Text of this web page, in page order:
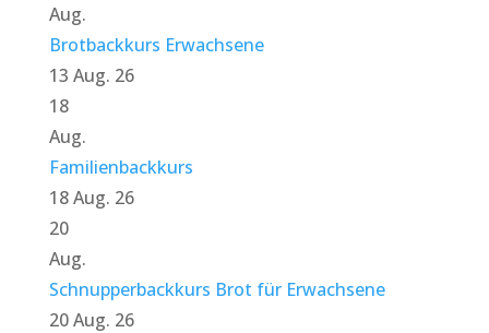
Aug.
Brotbackkurs Erwachsene
13 Aug. 26
18
Aug.
Familienbackkurs
18 Aug. 26
20
Aug.
Schnupperbackkurs Brot für Erwachsene
20 Aug. 26